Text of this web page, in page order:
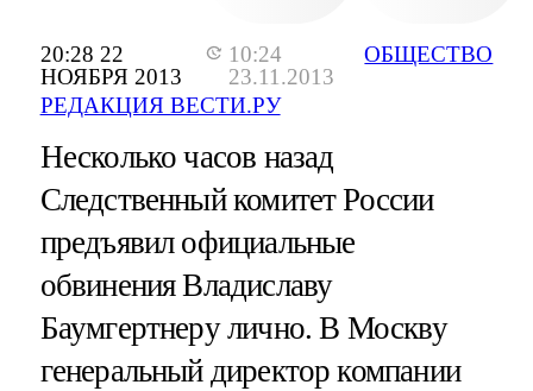
20:28 22
НОЯБРЯ 2013
10:24
23.11.2013
РЕДАКЦИЯ ВЕСТИ.РУ
ОБЩЕСТВО
Несколько часов назад
Следственный комитет России
предъявил официальные
обвинения Владиславу
Баумгертнеру лично. В Москву
генеральный директор компании